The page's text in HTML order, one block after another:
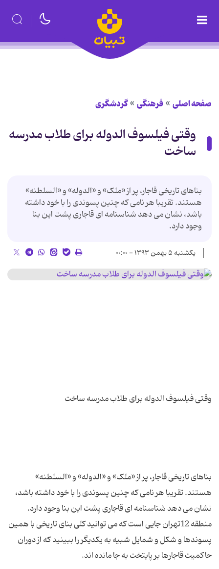
صفحه اصلی فرهنگی گردشگری
وقتی فیلسوف الدوله برای طلاب مدرسه
ساخت
بناهای تاریخی قاجار، پر از «ملک» و «الدوله» و «السلطنه»
هستند. تقریبا هر نامی که چنین پسوندی را با خود داشته
باشد، نشان می دهد شناسنامه ای قاجاری پشت این بنا
وجود دارد.
یکشنبه ۵ بهمن ۱۳۹۳ - ۰۰:۰۰
بناهای تاریخی قاجار، پر از «ملک» و «الدوله» و «السلطنه»
هستند. تقریبا هر نامی که چنین پسوندی را با خود داشته باشد،
نشان می دهد شناسنامه ای قاجاری پشت این بنا وجود دارد.
منطقه 12تهران جایی است که می توانید کلی بنای تاریخی با همین
پسوندها و شکل و شمایل شبیه به یکدیگر را ببینید که از دوران